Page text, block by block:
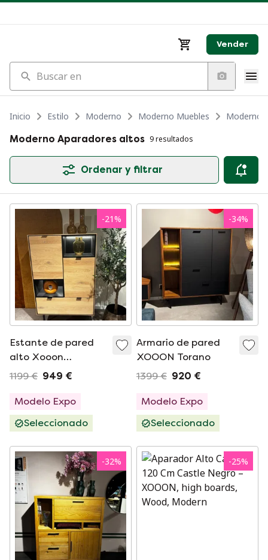
Vender
Buscar en
Inicio Estilo Moderno Moderno Muebles
Moderno
Moderno Aparadores altos 9 resultados
Ordenar y filtrar
-21%
Estante de pared
alto Xooon
Elements
1199 € 949 €
Modelo Expo
Seleccionado
-34%
Armario de pared
XOOON Torano
1399 € 920 €
Modelo Expo
Seleccionado
-32% -25%